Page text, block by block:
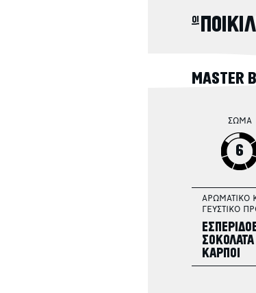
οι
MASTER
ΣΩΜΑ
6
ΑΡΩΜΑΤΙΚΟ
ΓΕΥΣΤΙΚΟ
ΣΟΚΟΛΑΤΑ
ΚΑΡΠΟΙ